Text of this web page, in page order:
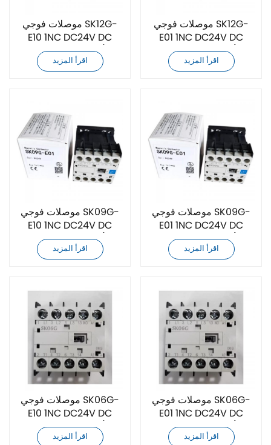
موصلات فوجي SK12G-
E10 1NC DC24V DC
أصلية جديدة تمامًا
اقرأ المزيد
موصلات فوجي SK12G-
E01 1NC DC24V DC
أصلية جديدة تمامًا
اقرأ المزيد
موصلات فوجي SK09G-
E10 1NC DC24V DC
أصلية جديدة تمامًا
اقرأ المزيد
موصلات فوجي SK09G-
E01 1NC DC24V DC
أصلية جديدة تمامًا
اقرأ المزيد
موصلات فوجي SK06G-
E10 1NC DC24V DC
أصلية جديدة تمامًا
اقرأ المزيد
موصلات فوجي SK06G-
E01 1NC DC24V DC
أصلية جديدة تمامًا
اقرأ المزيد